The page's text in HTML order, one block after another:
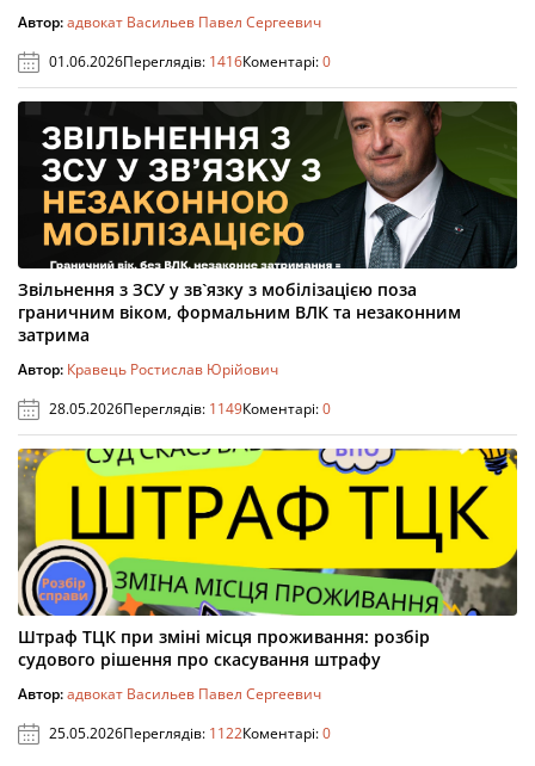
Автор:адвокат Васильев Павел Сергеевич
01.06.2026Переглядів: 1416Коментарі:0
Звільнення з ЗСУ у зв`язку з мобілізацією поза
граничним віком, формальним ВЛК та незаконним
затрима
Автор: Кравець Ростислав Юрійович
28.05.2026Переглядів: 1149Коментарі:0
Штраф ТЦК при зміні місця проживання: розбір
судового рішення про скасування штрафу
Автор:адвокат Васильев Павел Сергеевич
25.05.2026Переглядів: 1122Коментарі:0